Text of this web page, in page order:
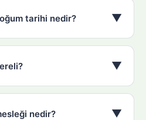
tarihi nedir? ▼
▼
nedir? ▼